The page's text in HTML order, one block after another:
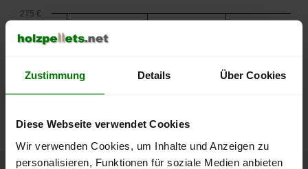
Zustimmung Details Über Cookies
Diese Webseite verwendet Cookies
Wir verwenden Cookies, um Inhalte und Anzeigen zu
personalisieren, Funktionen für soziale Medien anbieten
September
2025
Januar
Mai
275 €
Die aktuelle Preisentwicklung für Holzpellets in Österreich
können Sie jederzeit auf unserer